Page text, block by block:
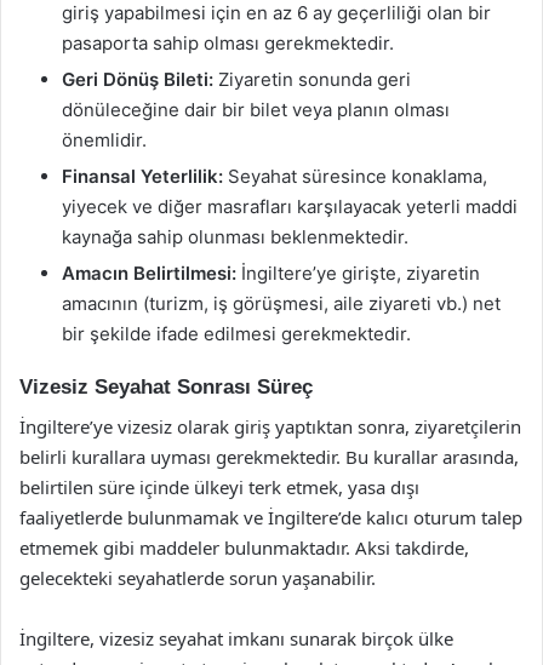
giriş yapabilmesi için en az 6 ay geçerliliği olan bir
pasaporta sahip olması gerekmektedir.
Geri Dönüş Bileti: Ziyaretin sonunda geri
dönüleceğine dair bir bilet veya planın olması
önemlidir.
Finansal Yeterlilik: Seyahat süresince konaklama,
yiyecek ve diğer masrafları karşılayacak yeterli maddi
kaynağa sahip olunması beklenmektedir.
Amacın Belirtilmesi: İngiltere’ye girişte, ziyaretin
amacının (turizm, iş görüşmesi, aile ziyareti vb.) net
bir şekilde ifade edilmesi gerekmektedir.
Vizesiz Seyahat Sonrası Süreç
İngiltere’ye vizesiz olarak giriş yaptıktan sonra, ziyaretçilerin
belirli kurallara uyması gerekmektedir. Bu kurallar arasında,
belirtilen süre içinde ülkeyi terk etmek, yasa dışı
faaliyetlerde bulunmamak ve İngiltere’de kalıcı oturum talep
etmemek gibi maddeler bulunmaktadır. Aksi takdirde,
gelecekteki seyahatlerde sorun yaşanabilir.
İngiltere, vizesiz seyahat imkanı sunarak birçok ülke